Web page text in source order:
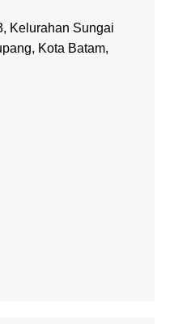
Kelurahan Sungai
Kota Batam,